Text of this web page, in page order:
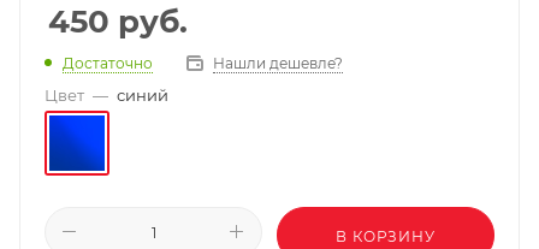
450 руб.
Достаточно Нашли дешевле?
Цвет — синий
В КОРЗИНУ